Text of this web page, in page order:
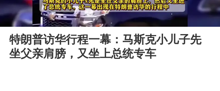
00:00 00:17
特朗普访华行程一幕：马斯克小儿子先
坐父亲肩膀，又坐上总统专车